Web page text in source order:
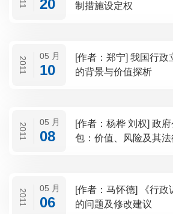
20
制措施设定权
2011 05 月
10
[作者：郑宁] 我国行政立法评估制度
的背景与价值探析
2011 05 月
08
[作者：杨桦 刘权] 政府公共服务外
包：价值、风险及其法
2011 05 月
06
[作者：马怀德] 《行政诉讼法》存在
的问题及修改建议